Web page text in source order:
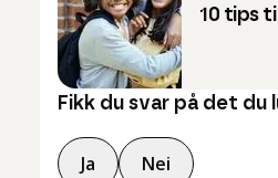
10 tips
Fikk du svar på det du
Ja Nei